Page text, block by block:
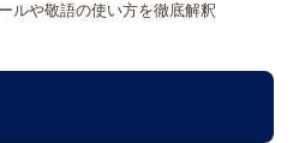
ルや敬語の使い方を徹底解釈